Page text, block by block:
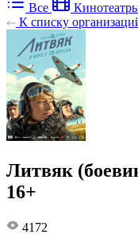
Все
К списку
Литвяк
16+
4172